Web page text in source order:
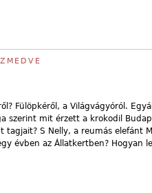
Fülöpkéről, a Világvágyóról.
szerint mit érzett a krokodil
S Nelly, a reumás elefánt
évben az Állatkertben? Hogyan